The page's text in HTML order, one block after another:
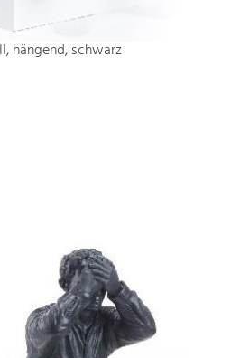
hängend, schwarz